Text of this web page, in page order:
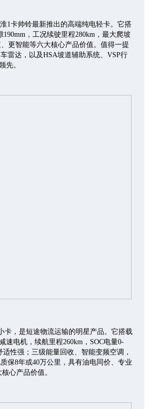
1卡帅铃最新推出的高端纯电轻卡。它搭
，工况续驶里程280km，最大爬坡
更智能等六大核心产品价值。值得一提
雷达，以及HSA坡道辅助系统、VSP行
先。
卡，是短途物流运输的明星产品。它搭载
速电机，续航里程260km，SOC电量0-
性强；三级能量回收、智能变频空调，
保8年或40万公里，具有油电同价、专业
心产品价值。